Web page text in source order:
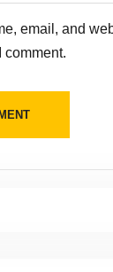
email, and
comment.